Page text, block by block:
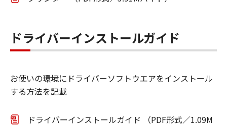
ドライバーインストールガイド
お使いの環境にドライバーソフトウエアをインストール
する方法を記載
ドライバーインストールガイド （PDF形式／1.09M